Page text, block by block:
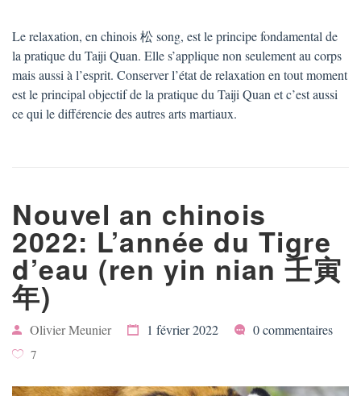
Le relaxation, en chinois 松 song, est le principe fondamental de
la pratique du Taiji Quan. Elle s’applique non seulement au corps
mais aussi à l’esprit. Conserver l’état de relaxation en tout moment
est le principal objectif de la pratique du Taiji Quan et c’est aussi
ce qui le différencie des autres arts martiaux.
Nouvel an chinois
2022: L’année du Tigre
d’eau (ren yin nian 壬寅
年)
Olivier Meunier 1 février 2022 0 commentaires
7